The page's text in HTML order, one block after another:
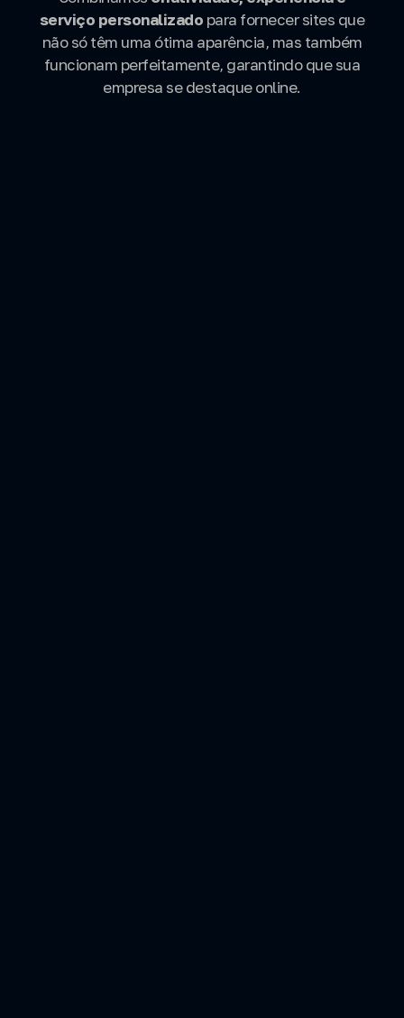
serviço personalizado para fornecer sites que
não só têm uma ótima aparência, mas também
funcionam perfeitamente, garantindo que sua
empresa se destaque online.